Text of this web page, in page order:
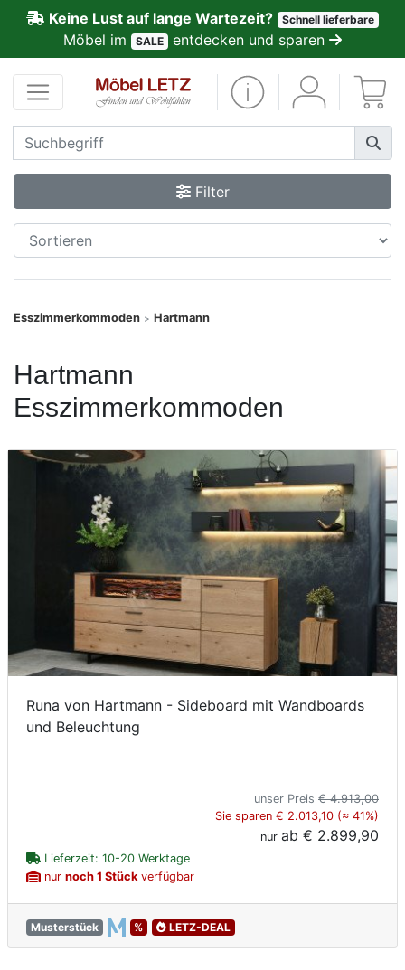
Keine Lust auf lange Wartezeit? Schnell lieferbare
Möbel im SALE entdecken und sparen
Filter
Esszimmerkommoden > Hartmann
Hartmann
Esszimmerkommoden
Runa von Hartmann - Sideboard mit Wandboards
und Beleuchtung
unser Preis € 4.913,00
Sie sparen € 2.013,10 (≈ 41%)
nur ab € 2.899,90
Lieferzeit: 10-20 Werktage
nur noch 1 Stückverfügbar
Musterstück % LETZ-DEAL
Kundenmeinungen
Anmelden
PREMIUM
Schnell
lieferbar
SALE
Möbel-
Konfigurator
0%
Finanzierung
Markenwelt
Deals